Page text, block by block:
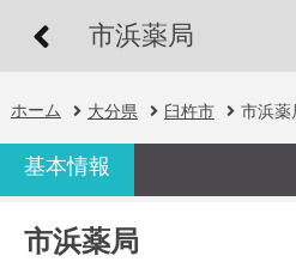
市浜薬局
ホーム 大分県 臼杵市 市浜薬
基本情報
市浜薬局